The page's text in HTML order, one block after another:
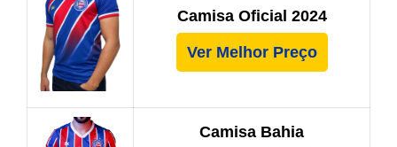
Camisa Oficial 2024
Ver Melhor Preço
Camisa Bahia